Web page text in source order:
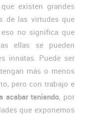
existen grandes
de las virtudes que
no significa que
ellas se pueden
innatas. Puede ser
más o menos
pero con trabajo e
acabar teniendo, por
que exponemos